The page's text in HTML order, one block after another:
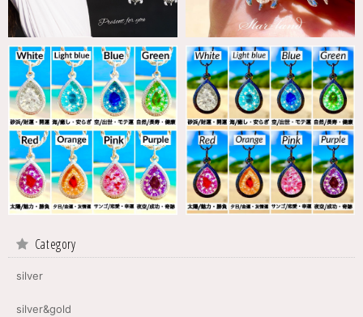
Category
silver
silver&gold